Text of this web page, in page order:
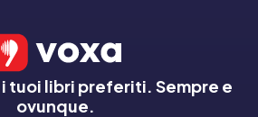
tuoi libri preferiti. Sempre e
ovunque.